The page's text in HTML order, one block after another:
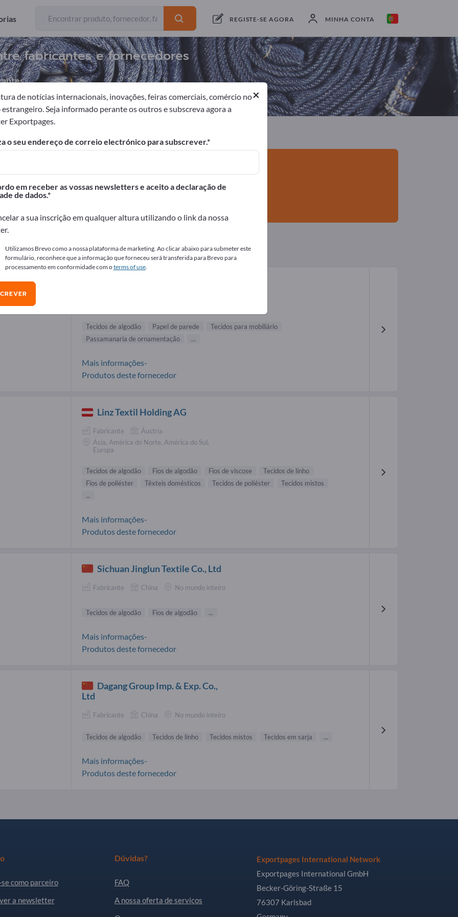
REGISTE-SE AGORA MINHA CONTA
fabricantes e fornecedores
Exportadores Fabricantes
Tecidos de algodão
comerciais >> comece aqui
produtos na Exportpages.
publique aqui
de Tecidos de algodão (4)
Tecidos de algodão Papel de parede
Tecidos para mobiliário
Passamanaria de ornamentação
...
Mais informações-
Produtos deste fornecedor
Linz Textil Holding AG
Fabricante
Áustria
Ásia, América do Norte, América do Sul,
Europa
Tecidos de algodão Fios de algodão Fios de viscose
Tecidos de linho
Fios de poliéster
Têxteis domésticos Tecidos de poliéster
Tecidos mistos
...
Mais informações-
Produtos deste fornecedor
Sichuan Jinglun Textile Co., Ltd
Fabricante China No mundo inteiro
Tecidos de algodão Fios de algodão ...
Mais informações-
Produtos deste fornecedor
Dagang Group Imp. & Exp. Co.,
Ltd
Fabricante China No mundo inteiro
Tecidos de algodão Tecidos de linho Tecidos mistos Tecidos em sarja ...
Mais informações-
Produtos deste fornecedor
como parceiro
a newsletter
Dúvidas?
FAQ
A nossa oferta de serviços
Exportpages International Network
Exportpages International GmbH
Becker-Göring-Straße 15
76307 Karlsbad
×
de notícias internacionais, inovações, feiras comerciais, comércio no
estrangeiro. Seja informado perante os outros e subscreva agora a
Exportpages.
o seu endereço de correio electrónico para subscrever.
em receber as vossas newsletters e aceito a declaração de
de dados.
a sua inscrição em qualquer altura utilizando o link da nossa
Utilizamos Brevo como a nossa plataforma de marketing. Ao clicar abaixo para submeter este
formulário, reconhece que a informação que forneceu será transferida para Brevo para
processamento em conformidade com oterms of use.